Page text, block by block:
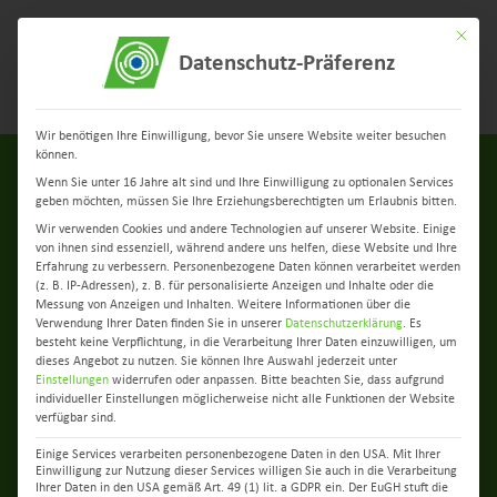
Menü
zurück zur Übersicht
Berlins Bester im Handwerk:
Unser B.I.N.S.S.-Azubi wird
im Roten Rathaus
Mit
Datenschutz-Präferenz
Wir benötigen Ihre Einwilligung, bevor Sie unsere Website weiter besuchen
können.
Wenn Sie unter 16 Jahre alt sind und Ihre Einwilligung zu optionalen Services
geben möchten, müssen Sie Ihre Erziehungsberechtigten um Erlaubnis bitten.
Wir verwenden Cookies und andere Technologien auf unserer Website. Einige
von ihnen sind essenziell, während andere uns helfen, diese Website und Ihre
Erfahrung zu verbessern. Personenbezogene Daten können verarbeitet werden
(z. B. IP-Adressen), z. B. für personalisierte Anzeigen und Inhalte oder die
Messung von Anzeigen und Inhalten. Weitere Informationen über die
Verwendung Ihrer Daten finden Sie in unserer Datenschutzerklärung. Es
besteht keine Verpflichtung, in die Verarbeitung Ihrer Daten einzuwilligen, um
dieses Angebot zu nutzen. Sie können Ihre Auswahl jederzeit unter
Einstellungen widerrufen oder anpassen. Bitte beachten Sie, dass aufgrund
individueller Einstellungen möglicherweise nicht alle Funktionen der Website
verfügbar sind.
Einige Services verarbeiten personenbezogene Daten in den USA. Mit Ihrer
Einwilligung zur Nutzung dieser Services willigen Sie auch in die Verarbeitung
Ihrer Daten in den USA gemäß Art. 49 (1) lit. a GDPR ein. Der EuGH stuft die